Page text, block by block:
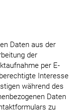
Daten aus der
der
per E-
Interesse
während des
Daten
zu